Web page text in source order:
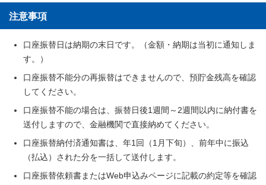
注意事項
口座振替日は納期の末日です。（金額・納期は当初に通知しま
す。）
口座振替不能分の再振替はできませんので、預貯金残高を確認
してください。
口座振替不能の場合は、振替日後1週間～2週間以内に納付書を
送付しますので、金融機関で直接納めてください。
口座振替納付済通知書は、年1回（1月下旬）、前年中に振込
（払込）された分を一括して送付します。
口座振替依頼書またはWeb申込みページに記載の約定等を確認